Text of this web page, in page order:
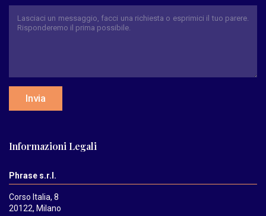
Invia
Informazioni Legali
Phrase s.r.l.
Corso Italia, 8
20122, Milano